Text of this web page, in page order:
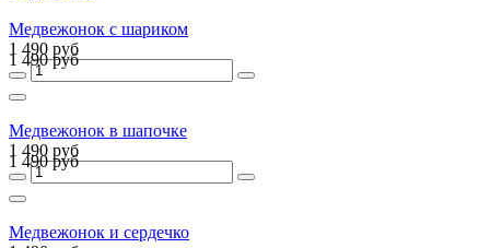
Медвежонок с шариком
1 490 руб
1 490 руб
Медвежонок в шапочке
1 490 руб
1 490 руб
Медвежонок и сердечко